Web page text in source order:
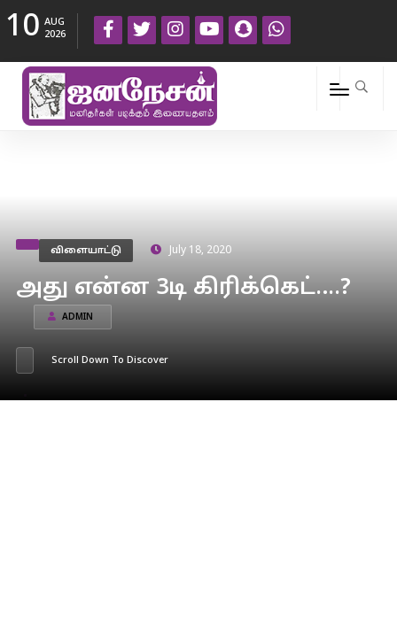
10 AUG
2026
விளையாட்டு July 18, 2020
அது என்ன 3டி கிரிக்கெட்….?
ADMIN
Scroll Down To Discover